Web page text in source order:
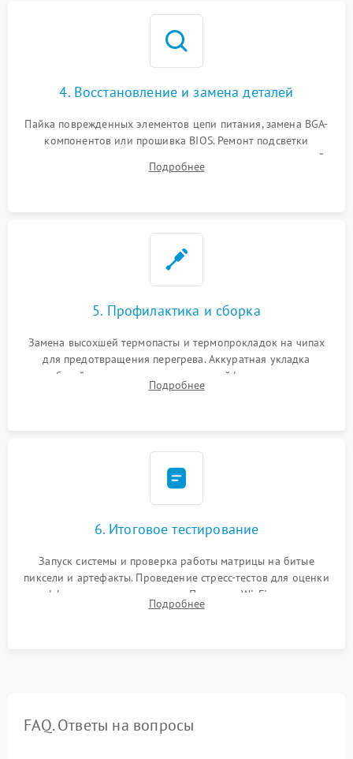
4. Восстановление и замена деталей
Пайка поврежденных элементов цепи питания, замена BGA-
компонентов или прошивка BIOS. Ремонт подсветки
матрицы, замена неисправного накопителя на скоростной
SSD или установка новых модулей памяти.
Подробнее
5. Профилактика и сборка
Замена высохшей термопасты и термопрокладок на чипах
для предотвращения перегрева. Аккуратная укладка
кабелей, подключение хрупких шлейфов матрицы и
надежная фиксация всех элементов внутри корпуса
Подробнее
6. Итоговое тестирование
Запуск системы и проверка работы матрицы на битые
пиксели и артефакты. Проведение стресс-тестов для оценки
эффективности охлаждения. Проверка Wi-Fi, камеры,
микрофона и всех портов перед выдачей устройства.
Подробнее
FAQ. Ответы на вопросы